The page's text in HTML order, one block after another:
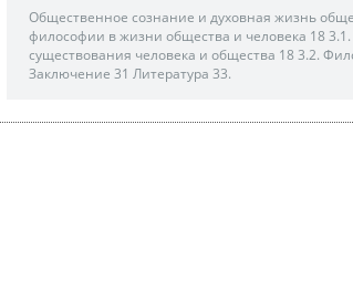
Общественное сознание и духовная жизнь
философии в жизни общества и человека 18
существования человека и общества 18 3.2.
Заключение 31 Литература 33.